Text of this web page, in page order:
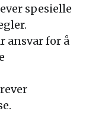
spesielle
ansvar for å